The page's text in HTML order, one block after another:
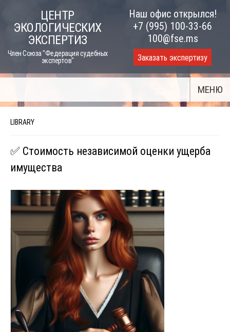
content
ЦЕНТР
ЭКОЛОГИЧЕСКИХ
ЭКСПЕРТИЗ
Член Союза "Федерация судебных
экспертов"
Наш офис открылся!
+7 (995) 100-33-66
100@fse.ms
Заказать экспертизу
МЕНЮ
LIBRARY
✅ Стоимость независимой оценки ущерба
имущества